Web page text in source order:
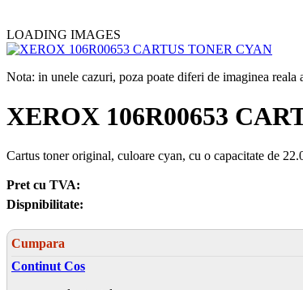
LOADING IMAGES
Nota: in unele cazuri, poza poate diferi de imaginea
XEROX 106R00653
Cartus toner original, culoare cyan, cu o capacitate de
Pret cu TVA:
Dispnibilitate:
Cumpara
Continut Cos